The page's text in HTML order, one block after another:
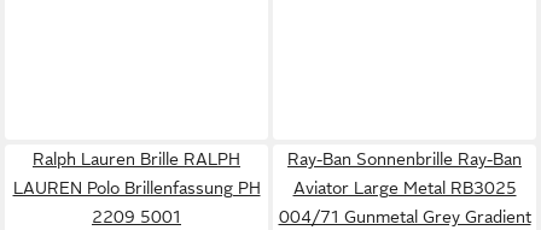
Ralph Lauren Brille RALPH
LAUREN Polo Brillenfassung PH
2209 5001
Ray-Ban Sonnenbrille Ray-Ban
Aviator Large Metal RB3025
004/71 Gunmetal Grey Gradient